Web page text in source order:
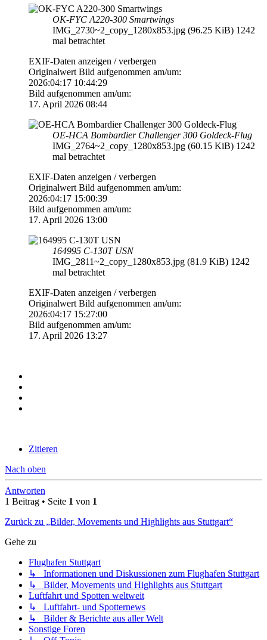
OK-FYC A220-300 Smartwings
IMG_2730~2_copy_1280x853.jpg (96.25 KiB) 1242
mal betrachtet
EXIF-Daten anzeigen / verbergen
Originalwert Bild aufgenommen am/um:
2026:04:17 10:44:29
Bild aufgenommen am/um:
17. April 2026 08:44
OE-HCA Bombardier Challenger 300 Goldeck-Flug
IMG_2764~2_copy_1280x853.jpg (60.15 KiB) 1242
mal betrachtet
EXIF-Daten anzeigen / verbergen
Originalwert Bild aufgenommen am/um:
2026:04:17 15:00:39
Bild aufgenommen am/um:
17. April 2026 13:00
164995 C-130T USN
IMG_2811~2_copy_1280x853.jpg (81.9 KiB) 1242
mal betrachtet
EXIF-Daten anzeigen / verbergen
Originalwert Bild aufgenommen am/um:
2026:04:17 15:27:00
Bild aufgenommen am/um:
17. April 2026 13:27
Zitieren
Nach oben
Antworten
1 Beitrag • Seite 1 von 1
Zurück zu „Bilder, Movements und Highlights aus Stuttgart“
Gehe zu
Flughafen Stuttgart
↳ Informationen und Diskussionen zum Flughafen Stuttgart
↳ Bilder, Movements und Highlights aus Stuttgart
Luftfahrt und Spotten weltweit
↳ Luftfahrt- und Spotternews
↳ Bilder & Berichte aus aller Welt
Sonstige Foren